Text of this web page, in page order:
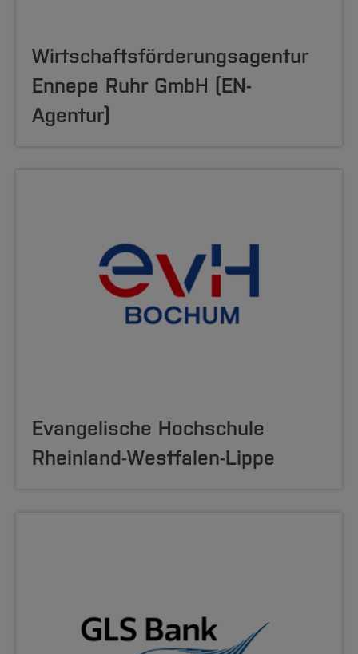
Wirtschaftsförderungsagentur
Ennepe Ruhr GmbH (EN-
Agentur)
Evangelische Hochschule
Rheinland-Westfalen-Lippe